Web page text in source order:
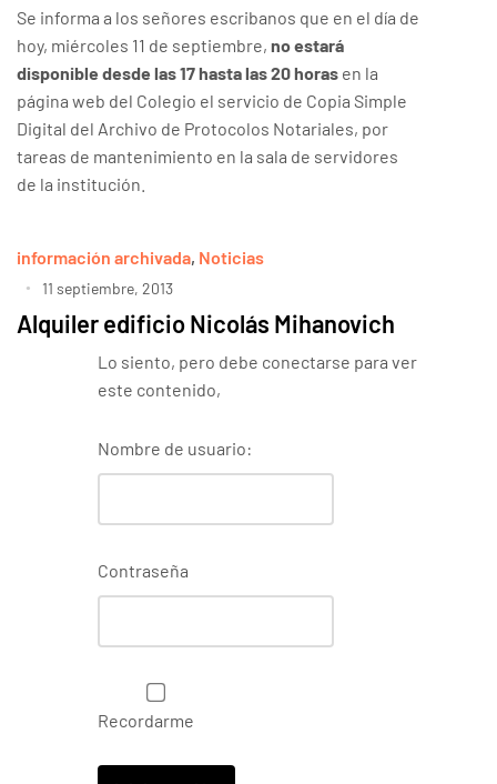
Se informa a los señores escribanos que en el día de
hoy, miércoles 11 de septiembre, no estará
disponible desde las 17 hasta las 20 horas en la
página web del Colegio el servicio de Copia Simple
Digital del Archivo de Protocolos Notariales, por
tareas de mantenimiento en la sala de servidores
de la institución.
información archivada, Noticias
11 septiembre, 2013
Alquiler edificio Nicolás Mihanovich
Lo siento, pero debe conectarse para ver
este contenido,
Nombre de usuario:
Contraseña
Recordarme